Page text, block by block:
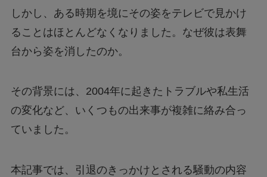
しかし、ある時期を境にその姿をテレビで見かけ
ることはほとんどなくなりました。なぜ彼は表舞
台から姿を消したのか。
その背景には、2004年に起きたトラブルや私生活
の変化など、いくつもの出来事が複雑に絡み合っ
ていました。
本記事では、引退のきっかけとされる騒動の内容